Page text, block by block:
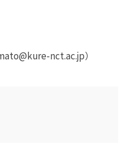
nct.ac.jp）